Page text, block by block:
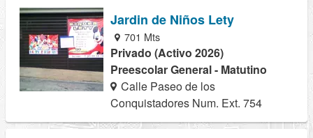
Jardin de Niños Lety
701 Mts
Privado (Activo 2026)
Preescolar General - Matutino
Calle Paseo de los
Conquistadores Num. Ext. 754